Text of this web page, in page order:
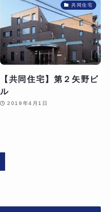
共同住宅
【共同住宅】第２矢野ビ
ル
2019年4月1日